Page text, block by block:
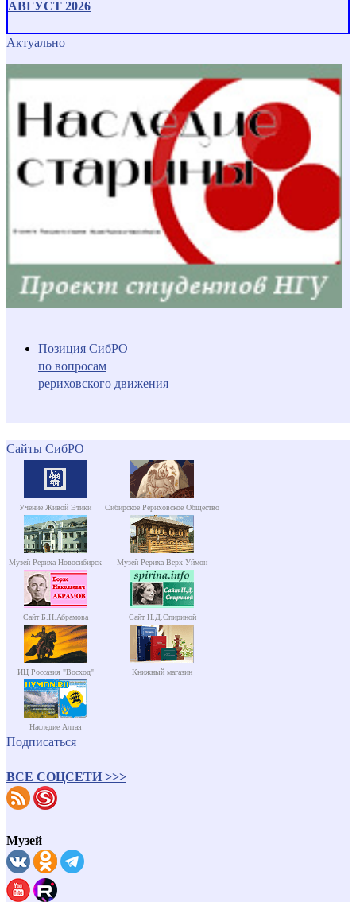
АВГУСТ 2026
Актуально
Позиция СибРО
по вопросам
рериховского движения
Сайты СибРО
Учение Живой Этики Сибирское Рериховское Общество
Музей Рериха Новосибирск Музей Рериха Верх-Уймон
Сайт Б.Н.Абрамова Сайт Н.Д.Спириной
ИЦ Россазия "Восход" Книжный магазин
Наследие Алтая
Подписаться
ВСЕ СОЦСЕТИ >>>
Музей